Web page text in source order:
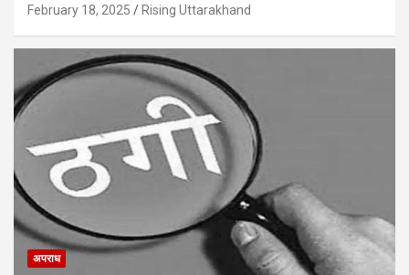
February 18, 2025 Rising Uttarakhand
अपराध